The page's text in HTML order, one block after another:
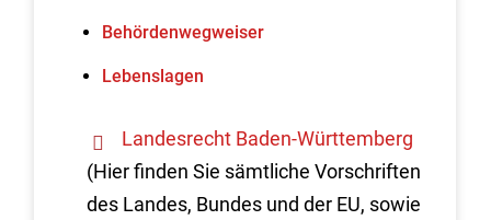
Behördenwegweiser
Lebenslagen
Landesrecht Baden-Württemberg
(Hier finden Sie sämtliche Vorschriften
des Landes, Bundes und der EU, sowie